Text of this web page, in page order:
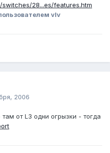
28...es/features.htm
vIv
2006
от L3 одни огрызки - тогда